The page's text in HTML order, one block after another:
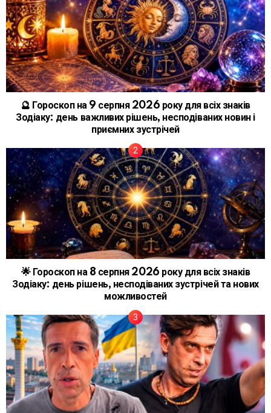
🔮 Гороскоп на 9 серпня 2026 року для всіх знаків
Зодіаку: день важливих рішень, несподіваних новин і
приємних зустрічей
🌟 Гороскоп на 8 серпня 2026 року для всіх знаків
Зодіаку: день рішень, несподіваних зустрічей та нових
можливостей